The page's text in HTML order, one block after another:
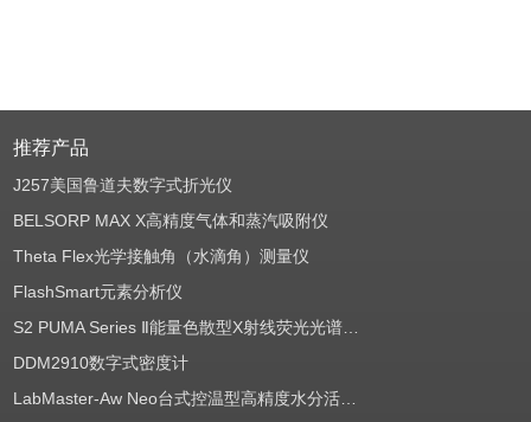
推荐产品
J257美国鲁道夫数字式折光仪
BELSORP MAX X高精度气体和蒸汽吸附仪
Theta Flex光学接触角（水滴角）测量仪
FlashSmart元素分析仪
DDM2910数字式密度计